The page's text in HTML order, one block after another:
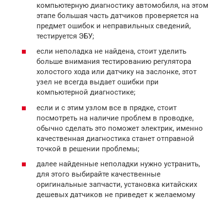
компьютерную диагностику автомобиля, на этом
этапе большая часть датчиков проверяется на
предмет ошибок и неправильных сведений,
тестируется ЭБУ;
если неполадка не найдена, стоит уделить
больше внимания тестированию регулятора
холостого хода или датчику на заслонке, этот
узел не всегда выдает ошибки при
компьютерной диагностике;
если и с этим узлом все в прядке, стоит
посмотреть на наличие проблем в проводке,
обычно сделать это поможет электрик, именно
качественная диагностика станет отправной
точкой в решении проблемы;
далее найденные неполадки нужно устранить,
для этого выбирайте качественные
оригинальные запчасти, установка китайских
дешевых датчиков не приведет к желаемому